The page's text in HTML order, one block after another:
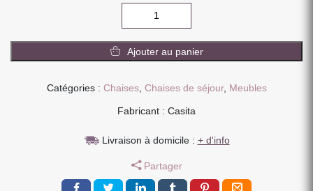
DEX
PIEDS
NOIR
METAL
MICROFIBRE
88
X
Ajouter au panier
Catégories : Chaises, Chaises de séjour, Meubles
Fabricant : Casita
Livraison à domicile : + d'info
Partager